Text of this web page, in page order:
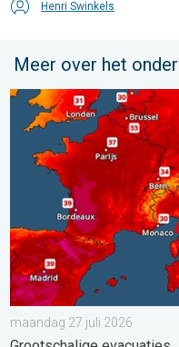
Henri Swinkels
Meer over het
Ernstige bosbranden in
maandag 27 juli 2026